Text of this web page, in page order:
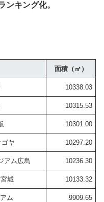
ンキング化。
面積（㎡）
10338.03
10315.53
10301.00
ヤ 10297.20
アム広島 10236.30
城 10133.32
ム 9909.65